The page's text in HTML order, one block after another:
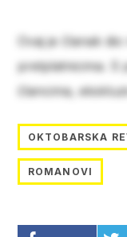
Ovaj je članak
pretplatnicima. S
člancima,
OKTOBARSKA
ROMANOVI